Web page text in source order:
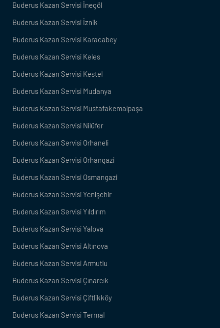
Buderus Kazan Servisi İnegöl
Buderus Kazan Servisi İznik
Buderus Kazan Servisi Karacabey
Buderus Kazan Servisi Keles
Buderus Kazan Servisi Kestel
Buderus Kazan Servisi Mudanya
Buderus Kazan Servisi Mustafakemalpaşa
Buderus Kazan Servisi Nilüfer
Buderus Kazan Servisi Orhaneli
Buderus Kazan Servisi Orhangazi
Buderus Kazan Servisi Osmangazi
Buderus Kazan Servisi Yenişehir
Buderus Kazan Servisi Yıldırım
Buderus Kazan Servisi Yalova
Buderus Kazan Servisi Altınova
Buderus Kazan Servisi Armutlu
Buderus Kazan Servisi Çınarcık
Buderus Kazan Servisi Çiftlikköy
Buderus Kazan Servisi Termal